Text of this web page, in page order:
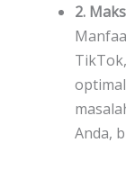
2.
Anda,